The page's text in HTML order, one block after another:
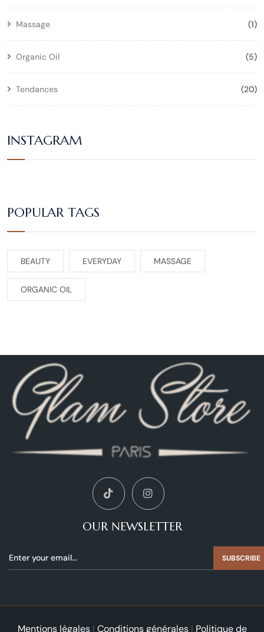
Massage (1)
Organic Oil (5)
Tendances (20)
INSTAGRAM
POPULAR TAGS
BEAUTY EVERYDAY MASSAGE
ORGANIC OIL
OUR NEWSLETTER
SUBSCRIBE
Mentions légales| Conditions générales| Politique de